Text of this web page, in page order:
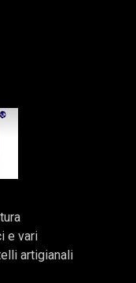
e vari
artigianali